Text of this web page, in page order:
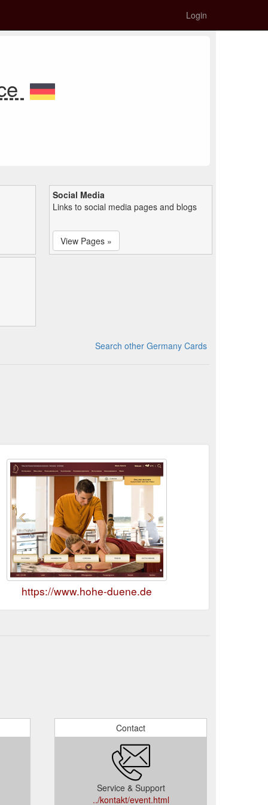
Login
Social Media
Links to social media pages and blogs
View Pages »
Search other Germany Cards
https://www.hohe-duene.de
Contact
Service & Support
../kontakt/event.html